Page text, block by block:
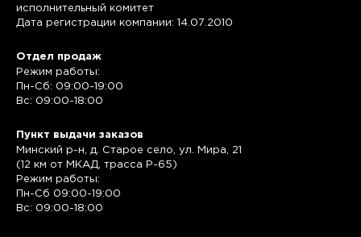
исполнительный комитет
Дата регистрации компании: 14.07.2010
Отдел продаж
Режим работы:
Пн-Сб: 09:00-19:00
Вс: 09:00-18:00
Пункт выдачи заказов
Минский р-н, д. Старое село, ул. Мира, 21
(12 км от МКАД, трасса P-65)
Режим работы:
Пн-Сб 09:00-19:00
Вс: 09:00-18:00